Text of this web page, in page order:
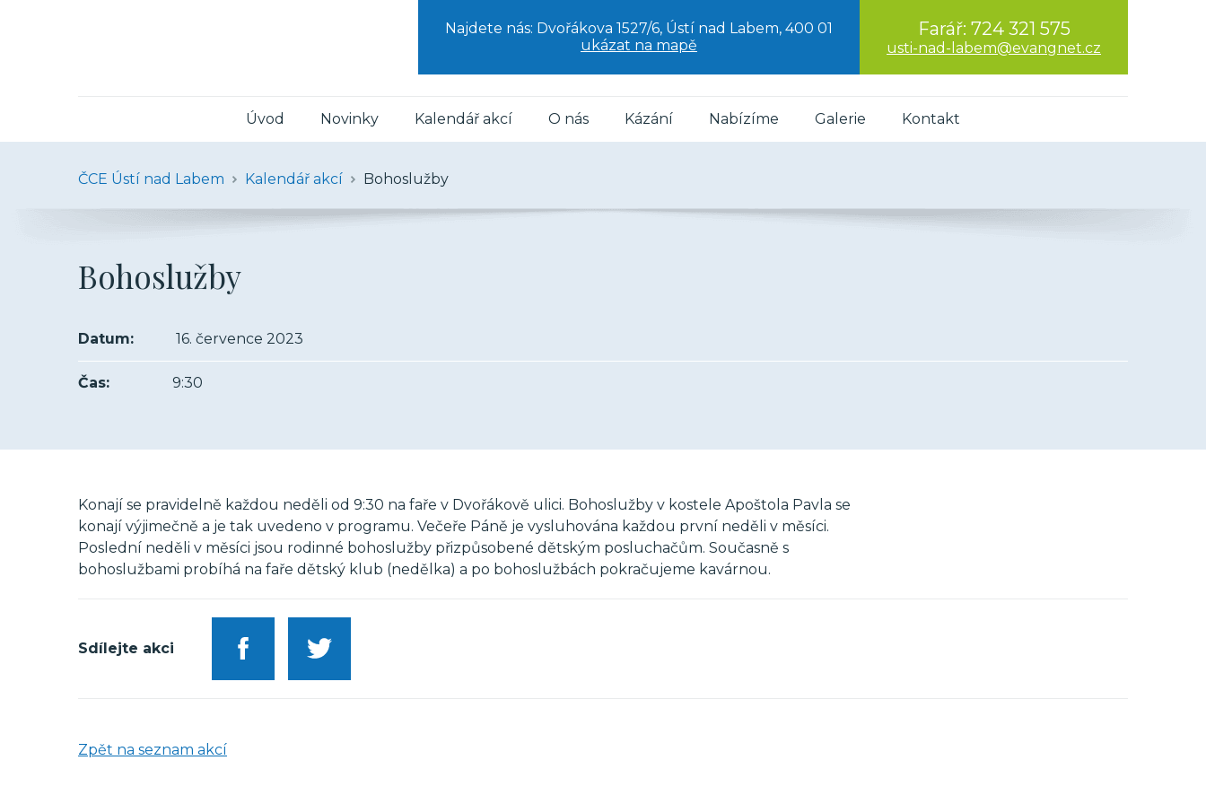
Najdete nás: Dvořákova 1527/6, Ústí nad Labem, 400 01
ukázat na mapě
Farář: 724 321 575
usti-nad-labem@evangnet.cz
Úvod Novinky Kalendář akcí O nás Kázání Nabízíme Galerie Kontakt
ČCE Ústí nad Labem Kalendář akcí Bohoslužby
Bohoslužby
Datum: 16. července 2023
Čas: 9:30
Konají se pravidelně každou neděli od 9:30 na faře v Dvořákově ulici. Bohoslužby v kostele Apoštola Pavla se
konají výjimečně a je tak uvedeno v programu. Večeře Páně je vysluhována každou první neděli v měsíci.
Poslední neděli v měsíci jsou rodinné bohoslužby přizpůsobené dětským posluchačům. Současně s
bohoslužbami probíhá na faře dětský klub (nedělka) a po bohoslužbách pokračujeme kavárnou.
Sdílejte akci
Zpět na seznam akcí